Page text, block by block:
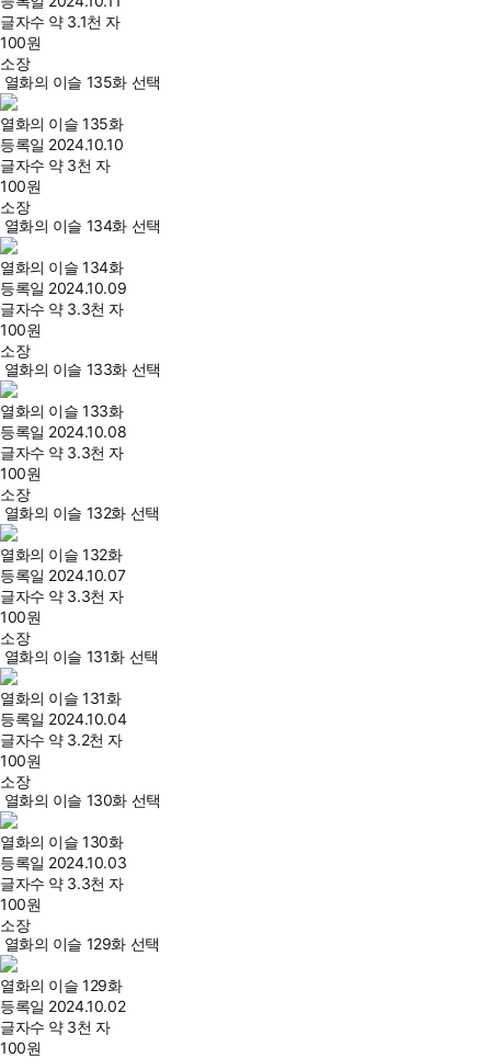
글자수 약 3.1천 자
100원
소장
열화의 이슬 135화 선택
열화의 이슬 135화
등록일 2024.10.10
글자수 약 3천 자
100원
소장
열화의 이슬 134화 선택
열화의 이슬 134화
등록일 2024.10.09
글자수 약 3.3천 자
100원
소장
열화의 이슬 133화 선택
열화의 이슬 133화
등록일 2024.10.08
글자수 약 3.3천 자
100원
소장
열화의 이슬 132화 선택
열화의 이슬 132화
등록일 2024.10.07
글자수 약 3.3천 자
100원
소장
열화의 이슬 131화 선택
열화의 이슬 131화
등록일 2024.10.04
글자수 약 3.2천 자
100원
소장
열화의 이슬 130화 선택
열화의 이슬 130화
등록일 2024.10.03
글자수 약 3.3천 자
100원
소장
열화의 이슬 129화 선택
열화의 이슬 129화
등록일 2024.10.02
글자수 약 3천 자
100원